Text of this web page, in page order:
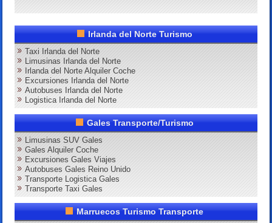
Irlanda del Norte Turismo
Taxi Irlanda del Norte
Limusinas Irlanda del Norte
Irlanda del Norte Alquiler Coche
Excursiones Irlanda del Norte
Autobuses Irlanda del Norte
Logistica Irlanda del Norte
Gales Transporte/Turismo
Limusinas SUV Gales
Gales Alquiler Coche
Excursiones Gales Viajes
Autobuses Gales Reino Unido
Transporte Logistica Gales
Transporte Taxi Gales
Marruecos Turismo Transporte